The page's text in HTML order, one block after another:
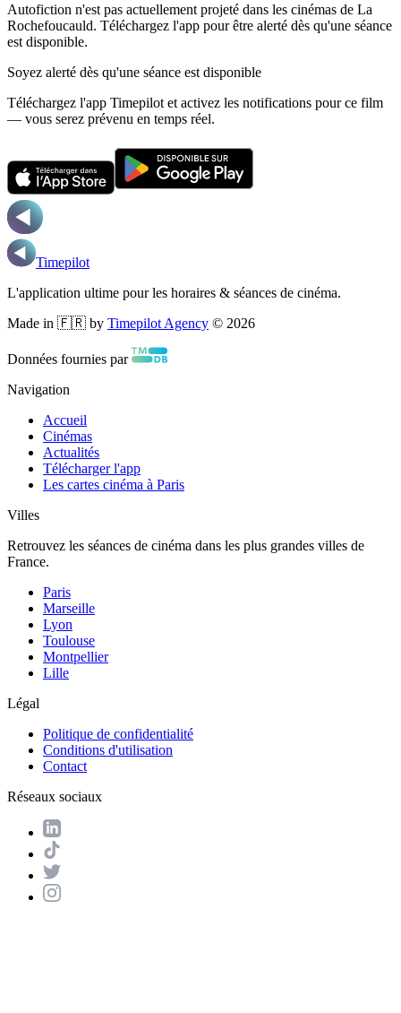
Autofiction n'est pas actuellement projeté dans les cinémas de La
Rochefoucauld. Téléchargez l'app pour être alerté dès qu'une séance
est disponible.
Soyez alerté dès qu'une séance est disponible
Téléchargez l'app Timepilot et activez les notifications pour ce film
— vous serez prévenu en temps réel.
Timepilot
L'application ultime pour les horaires & séances de cinéma.
Made in 🇫🇷 by Timepilot Agency © 2026
Données fournies par
Navigation
Accueil
Cinémas
Actualités
Télécharger l'app
Les cartes cinéma à Paris
Villes
Retrouvez les séances de cinéma dans les plus grandes villes de
France.
Paris
Marseille
Lyon
Toulouse
Montpellier
Lille
Légal
Politique de confidentialité
Conditions d'utilisation
Contact
Réseaux sociaux